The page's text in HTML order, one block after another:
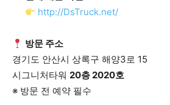
http://DsTruck.net/
방문 주소
경기도 안산시 상록구 해양3로 15
시그니처타워 20층 2020호
※ 방문 전 예약 필수